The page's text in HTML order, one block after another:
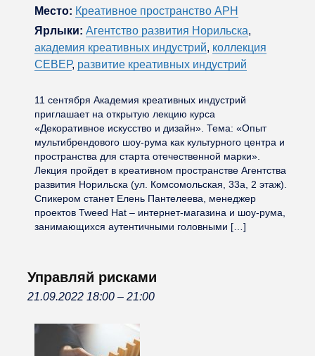
Место: Креативное пространство АРН
Ярлыки: Агентство развития Норильска,
академия креативных индустрий, коллекция
СЕВЕР, развитие креативных индустрий
11 сентября Академия креативных индустрий
приглашает на открытую лекцию курса
«Декоративное искусство и дизайн». Тема: «Опыт
мультибрендового шоу-рума как культурного центра и
пространства для старта отечественной марки».
Лекция пройдет в креативном пространстве Агентства
развития Норильска (ул. Комсомольская, 33а, 2 этаж).
Спикером станет Елень Пантелеева, менеджер
проектов Tweed Hat – интернет-магазина и шоу-рума,
занимающихся аутентичными головными […]
Управляй рисками
21.09.2022 18:00 – 21:00